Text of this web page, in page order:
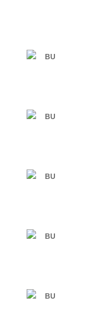
BU
BU
BU
BU
BU